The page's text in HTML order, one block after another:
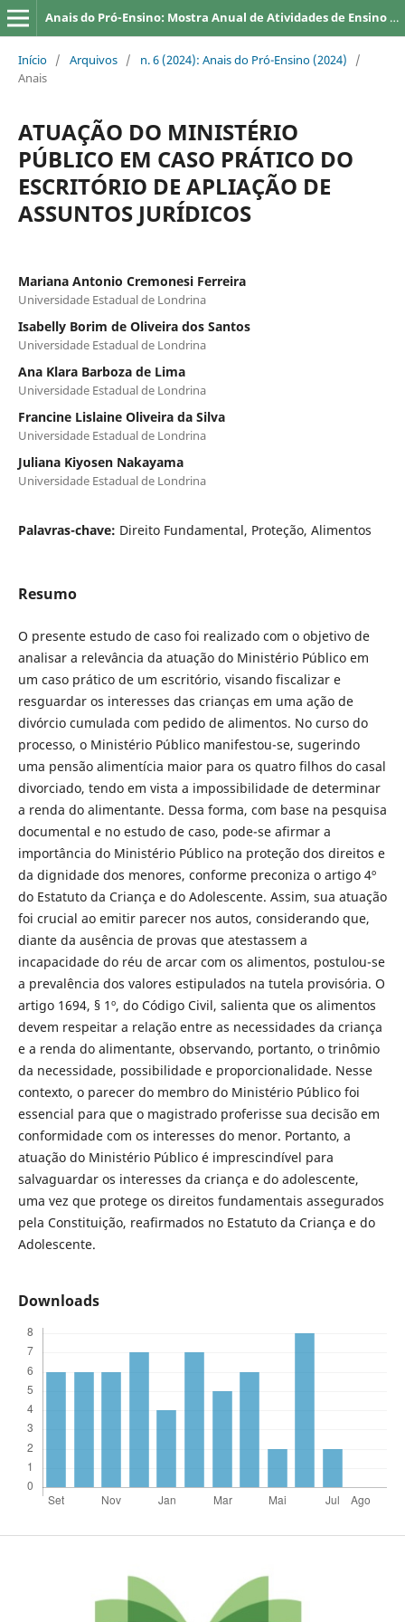
Anais do Pró-Ensino: Mostra Anual de Atividades de Ensino da UEL
Início / Arquivos / n. 6 (2024): Anais do Pró-Ensino (2024)
/
Anais
ATUAÇÃO DO MINISTÉRIO
PÚBLICO EM CASO PRÁTICO DO
ESCRITÓRIO DE APLIAÇÃO DE
ASSUNTOS JURÍDICOS
Mariana Antonio Cremonesi Ferreira
Universidade Estadual de Londrina
Isabelly Borim de Oliveira dos Santos
Universidade Estadual de Londrina
Ana Klara Barboza de Lima
Universidade Estadual de Londrina
Francine Lislaine Oliveira da Silva
Universidade Estadual de Londrina
Juliana Kiyosen Nakayama
Universidade Estadual de Londrina
Palavras-chave: Direito Fundamental, Proteção, Alimentos
Resumo
O presente estudo de caso foi realizado com o objetivo de
analisar a relevância da atuação do Ministério Público em
um caso prático de um escritório, visando fiscalizar e
resguardar os interesses das crianças em uma ação de
divórcio cumulada com pedido de alimentos. No curso do
processo, o Ministério Público manifestou-se, sugerindo
uma pensão alimentícia maior para os quatro filhos do casal
divorciado, tendo em vista a impossibilidade de determinar
a renda do alimentante. Dessa forma, com base na pesquisa
documental e no estudo de caso, pode-se afirmar a
importância do Ministério Público na proteção dos direitos e
da dignidade dos menores, conforme preconiza o artigo 4º
do Estatuto da Criança e do Adolescente. Assim, sua atuação
foi crucial ao emitir parecer nos autos, considerando que,
diante da ausência de provas que atestassem a
incapacidade do réu de arcar com os alimentos, postulou-se
a prevalência dos valores estipulados na tutela provisória. O
artigo 1694, § 1º, do Código Civil, salienta que os alimentos
devem respeitar a relação entre as necessidades da criança
e a renda do alimentante, observando, portanto, o trinômio
da necessidade, possibilidade e proporcionalidade. Nesse
contexto, o parecer do membro do Ministério Público foi
essencial para que o magistrado proferisse sua decisão em
conformidade com os interesses do menor. Portanto, a
atuação do Ministério Público é imprescindível para
salvaguardar os interesses da criança e do adolescente,
uma vez que protege os direitos fundamentais assegurados
pela Constituição, reafirmados no Estatuto da Criança e do
Adolescente.
Downloads